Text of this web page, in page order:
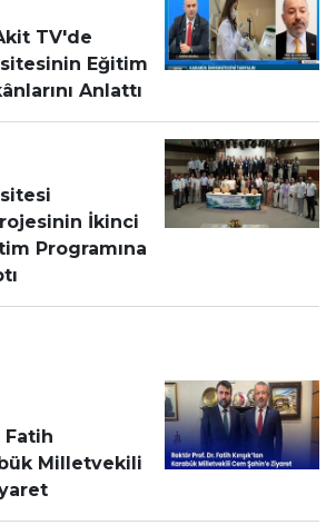
TV'de
Eğitim
Anlattı
İkinci
Programına
Fatih
Milletvekili